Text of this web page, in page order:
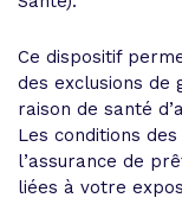
Ce dispositif
des exclusions de
raison de santé
Les conditions
l’assurance de
liées à votre